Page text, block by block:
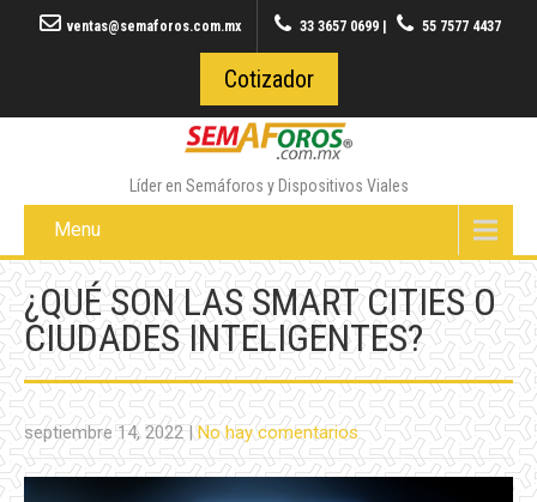
ventas@semaforos.com.mx 33 3657 0699 55 7577 4437
Cotizador
Líder en Semáforos y Dispositivos Viales
Menu
¿QUÉ SON LAS SMART CITIES O
CIUDADES INTELIGENTES?
septiembre 14, 2022 |No hay comentarios